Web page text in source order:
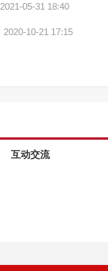
2021-05-31 18:40
2020-10-21 17:15
互动交流